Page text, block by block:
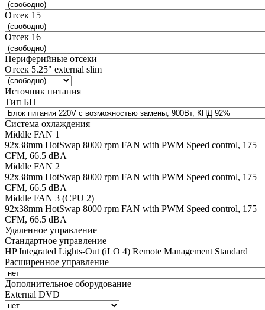
Отсек 15
Отсек 16
Периферийные отсеки
Отсек 5.25" external slim
Источник питания
Тип БП
Система охлаждения
Middle FAN 1
92х38mm HotSwap 8000 rpm FAN with PWM Speed control, 175
CFM, 66.5 dBA
Middle FAN 2
92х38mm HotSwap 8000 rpm FAN with PWM Speed control, 175
CFM, 66.5 dBA
Middle FAN 3 (CPU 2)
92х38mm HotSwap 8000 rpm FAN with PWM Speed control, 175
CFM, 66.5 dBA
Удаленное управление
Стандартное управление
HP Integrated Lights-Out (iLO 4) Remote Management Standard
Расширенное управление
Дополнительное оборудование
External DVD